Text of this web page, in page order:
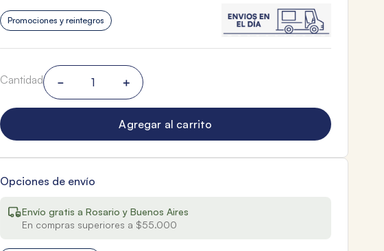
Promociones y reintegros
Cantidad ＋
－
Agregar al carrito
Opciones de envío
Envío gratis a Rosario y Buenos Aires
En compras superiores a $55.000